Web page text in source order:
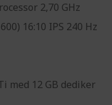
2,70 GHz
16:10 IPS 240 Hz
med 12 GB dediker